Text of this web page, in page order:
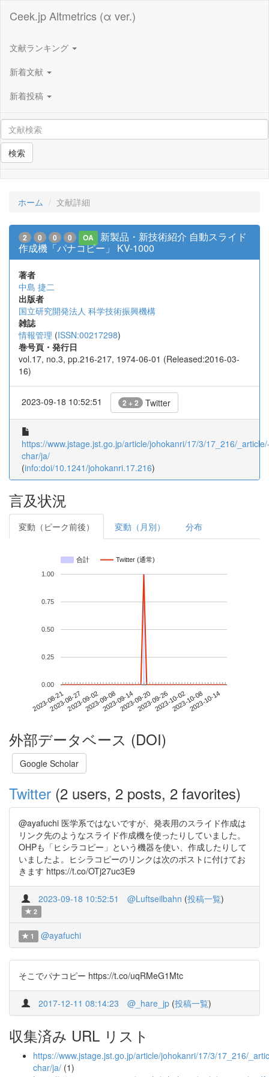
Ceek.jp Altmetrics (α ver.)
文献ランキング
新着文献
新着投稿
検索
ホーム 文献詳細
2 0 0 0 OA
新製品・新技術紹介 自動スライド
作成機「パナコピー」 KV-1000
著者
中島 捷二
出版者
国立研究開発法人 科学技術振興機構
雑誌
情報管理 (ISSN:00217298)
巻号頁・発行日
vol.17, no.3, pp.216-217, 1974-06-01 (Released:2016-03-
16)
2023-09-18 10:52:51 2 + 2 Twitter
https://www.jstage.jst.go.jp/article/johokanri/17/3/17_216/
char/ja/
(info:doi/10.1241/johokanri.17.216)
言及状況
変動（ピーク前後） 変動（月別） 分布
合計 Twitter (通常)
2023-08-212023-08-272023-09-022023-09-082023-09-142023-09-202023-09-262023-10-022023-10-082023-10-14
0.00
0.25
0.50
0.75
1.00
外部データベース (DOI)
Google Scholar
Twitter (2 users, 2 posts, 2 favorites)
@ayafuchi 医学系ではないですが、発表用のスライド作成は
リンク先のようなスライド作成機を使ったりしていました。
OHPも「ヒシラコピー」という機器を使い、作成したりして
いましたよ。ヒシラコピーのリンクは次のポストに付けてお
きます https://t.co/OTj27uc3E9
2023-09-18 10:52:51 @Luftseilbahn (投稿一覧)
2
1 @ayafuchi
そこでパナコピー https://t.co/uqRMeG1Mtc
2017-12-11 08:14:23 @_hare_jp (投稿一覧)
収集済み URL リスト
https://www.jstage.jst.go.jp/article/johokanri/17/3/17_216/
char/ja/ (1)